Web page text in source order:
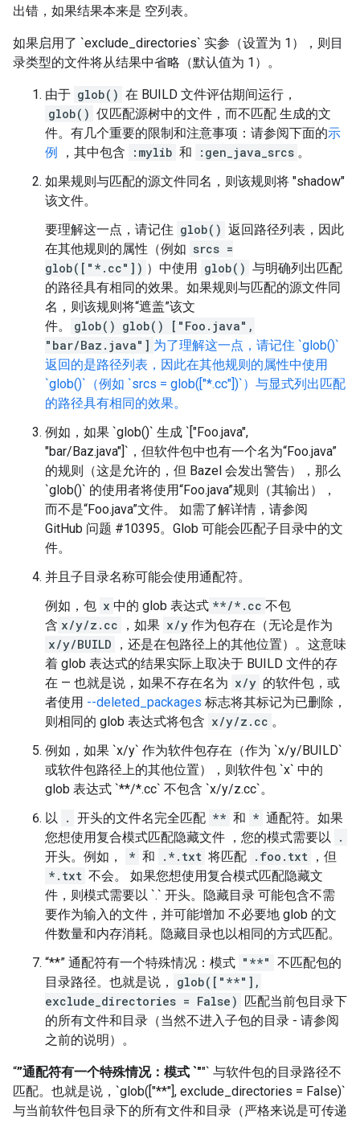
出错，如果结果本来是 空列表。
如果启用了 `exclude_directories` 实参（设置为 1），则目
录类型的文件将从结果中省略（默认值为 1）。
由于 glob() 在 BUILD 文件评估期间运行，
glob() 仅匹配源树中的文件，而不匹配 生成的文
件。有几个重要的限制和注意事项：请参阅下面的示
例 ，其中包含 :mylib 和 :gen_java_srcs 。
如果规则与匹配的源文件同名，则该规则将 "shadow"
该文件。
要理解这一点，请记住 glob() 返回路径列表，因此
在其他规则的属性（例如 srcs =
glob(["*.cc"]) ）中使用 glob() 与明确列出匹配
的路径具有相同的效果。如果规则与匹配的源文件同
名，则该规则将“遮盖”该文
件。
glob() glob()
["Foo.java",
"bar/Baz.java"] 为了理解这一点，请记住 `glob()`
返回的是路径列表，因此在其他规则的属性中使用
`glob()`（例如 `srcs = glob(["*.cc"])`）与显式列出匹配
的路径具有相同的效果。
例如，如果 `glob()` 生成 `["Foo.java",
"bar/Baz.java"]`，但软件包中也有一个名为“Foo.java”
的规则（这是允许的，但 Bazel 会发出警告），那么
`glob()` 的使用者将使用“Foo.java”规则（其输出），
而不是“Foo.java”文件。 如需了解详情，请参阅
GitHub 问题 #10395。Glob 可能会匹配子目录中的文
件。
并且子目录名称可能会使用通配符。
例如，包 x 中的 glob 表达式 **/*.cc 不包
含 x/y/z.cc ，如果 x/y 作为包存在（无论是作为
x/y/BUILD
，还是在包路径上的其他位置）。这意味
着 glob 表达式的结果实际上取决于 BUILD 文件的存
在 — 也就是说，如果不存在名为 x/y 的软件包，或
者使用 --deleted_packages 标志将其标记为已删除，
则相同的 glob 表达式将包含 x/y/z.cc 。
例如，如果 `x/y` 作为软件包存在（作为 `x/y/BUILD`
或软件包路径上的其他位置），则软件包 `x` 中的
glob 表达式 `**/*.cc` 不包含 `x/y/z.cc`。
以
. 开头的文件名完全匹配 ** 和 * 通配符。如果
您想使用复合模式匹配隐藏文件 ，您的模式需要以
.
开头。例如，
* 和 .*.txt 将匹配 .foo.txt ，但
*.txt 不会。 如果您想使用复合模式匹配隐藏文
件，则模式需要以 `.` 开头。隐藏目录 可能包含不需
要作为输入的文件，并可能增加 不必要地 glob 的文
件数量和内存消耗。隐藏目录也以相同的方式匹配。
“**” 通配符有一个特殊情况：模式 "**" 不匹配包的
目录路径。也就是说，
glob(["**"],
exclude_directories = False) 匹配当前包目录下
的所有文件和目录（当然不进入子包的目录 - 请参阅
之前的说明）。
“”通配符有一个特殊情况：模式 `""` 与软件包的目录路径不
匹配。也就是说，`glob(["**"], exclude_directories = False)`
与当前软件包目录下的所有文件和目录（严格来说是可传递